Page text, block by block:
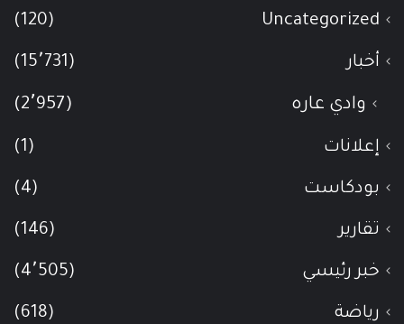
Uncategorized
(120)
أخبار (15٬731)
وادي عاره (2٬957)
إعلانات (1)
بودكاست (4)
تقارير (146)
خبر رئيسي (4٬505)
رياضة (618)